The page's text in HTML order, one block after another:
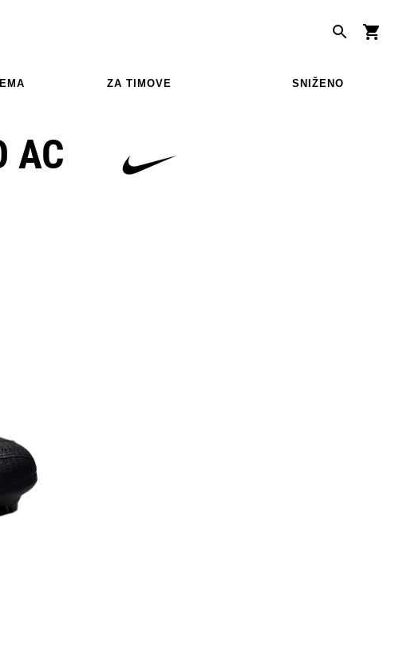
ZA TIMOVE SNIŽENO
AC